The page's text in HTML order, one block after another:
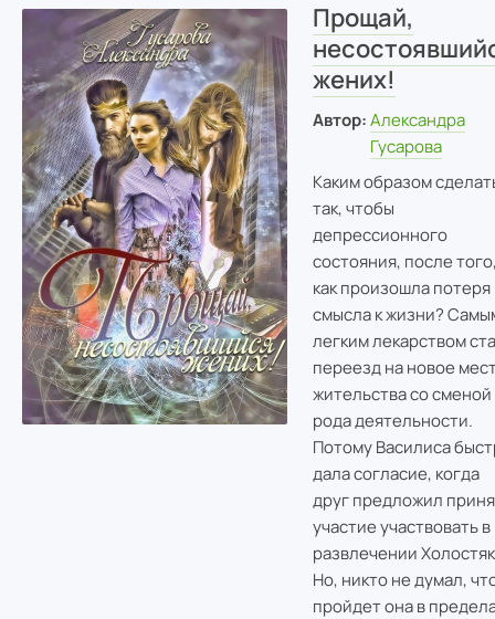
Прощай,
жених!
Автор: Александра
Гусарова
Каким образом
так, чтобы
депрессионного
состояния, после
как произошла потеря
смысла к жизни?
легким лекарством
переезд на новое
жительства со сменой
рода деятельности.
Потому Василиса
дала согласие, когда
друг предложил
участие участвовать в
развлечении
Но, никто не думал,
пройдет она в